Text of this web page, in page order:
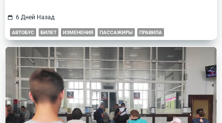
6 Дней Назад
АВТОБУС БИЛЕТ ИЗМЕНЕНИЯ ПАССАЖИРЫ ПРАВИЛА